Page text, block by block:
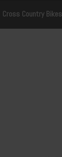
Cross Country Bikes